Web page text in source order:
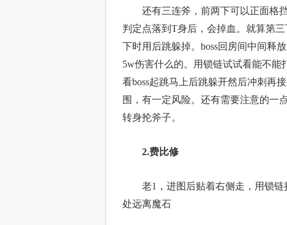
还有三连斧，前两下可以正面格挡
判定点落到T身后，会掉血。就算第
下时用后跳躲掉。boss回房间中间释
5w伤害什么的。用锁链试试看能不能
看boss起跳马上后跳躲开然后冲刺再
围，有一定风险。还有需要注意的一
转身抡斧子。
2.费比修
老1，进图后贴着右侧走，用锁链
处远离魔石